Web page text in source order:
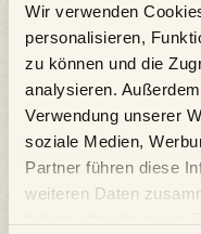
Wir verwenden
personalisieren,
zu können und die
analysieren.
Verwendung unserer
soziale Medien,
Partner führen diese
weiteren Daten